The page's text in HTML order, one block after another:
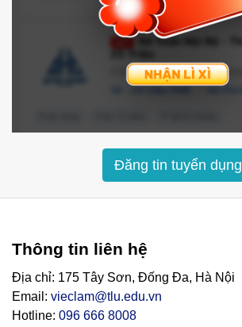
Đăng tin tuyển dụng
Thông tin liên hệ
Địa chỉ: 175 Tây Sơn, Đống Đa, Hà Nội
Email: vieclam@tlu.edu.vn
Hotline: 096 666 8008